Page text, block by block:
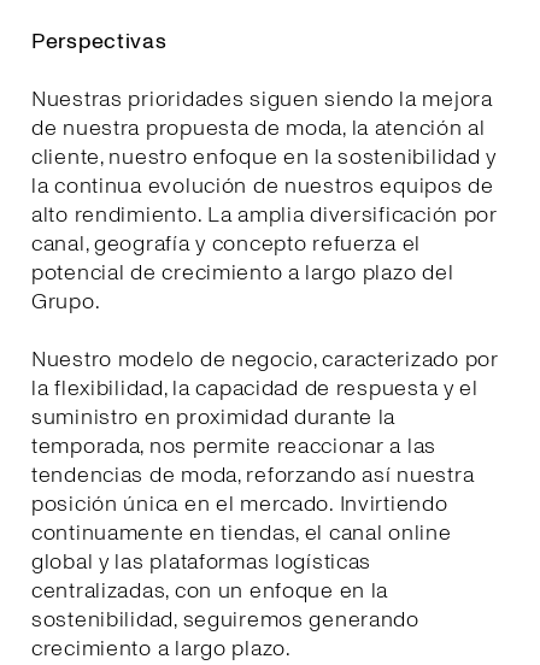
Perspectivas
Nuestras prioridades siguen siendo la mejora
de nuestra propuesta de moda, la atención al
cliente, nuestro enfoque en la sostenibilidad y
la continua evolución de nuestros equipos de
alto rendimiento. La amplia diversificación por
canal, geografía y concepto refuerza el
potencial de crecimiento a largo plazo del
Grupo.
Nuestro modelo de negocio, caracterizado por
la flexibilidad, la capacidad de respuesta y el
suministro en proximidad durante la
temporada, nos permite reaccionar a las
tendencias de moda, reforzando así nuestra
posición única en el mercado. Invirtiendo
continuamente en tiendas, el canal online
global y las plataformas logísticas
centralizadas, con un enfoque en la
sostenibilidad, seguiremos generando
crecimiento a largo plazo.